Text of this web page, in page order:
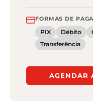
FORMAS DE
PIX Débito
Transferência
AGENDAR